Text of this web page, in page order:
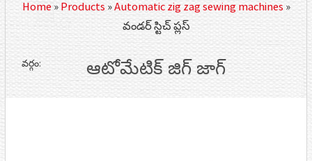
Home»Products »Automatic zig zag sewing machines »
వండర్ స్టిచ్ ప్లస్
వర్గం: ఆటోమేటిక్ జిగ్ జాగ్